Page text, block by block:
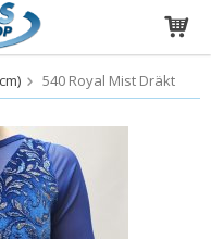
i varukorgen
540 Royal Mist Dräkt